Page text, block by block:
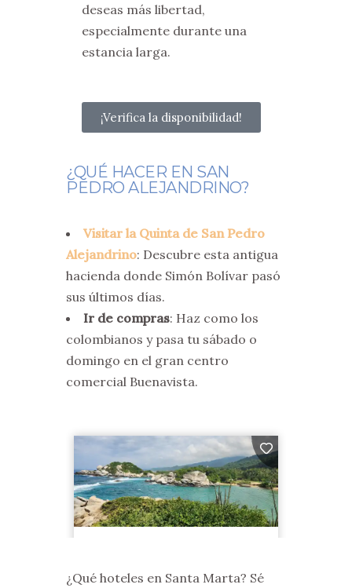
deseas más libertad,
especialmente durante una
estancia larga.
¡Verifica la disponibilidad!
¿QUÉ HACER EN SAN
PEDRO ALEJANDRINO?
Visitar la Quinta de San Pedro
Alejandrino: Descubre esta antigua
hacienda donde Simón Bolívar pasó
sus últimos días.
Ir de compras: Haz como los
colombianos y pasa tu sábado o
domingo en el gran centro
comercial Buenavista.
¿Qué hoteles en Santa Marta? Sé